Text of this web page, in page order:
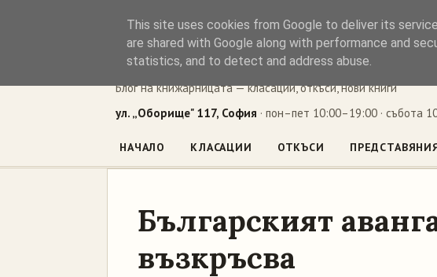
Книжен ъгъл
Блог на книжарницата — класации, откъси, нови книги
ул. „Оборище" 117, София · пон–пет 10:00–19:00 · събота
НАЧАЛО КЛАСАЦИИ ОТКЪСИ
Българският
възкръсва
This site uses cookies from Google to deliver its
are shared with Google along with performance and
statistics, and to detect and address abuse.